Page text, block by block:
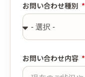
お問い合わせ種別
お問い合わせ内容